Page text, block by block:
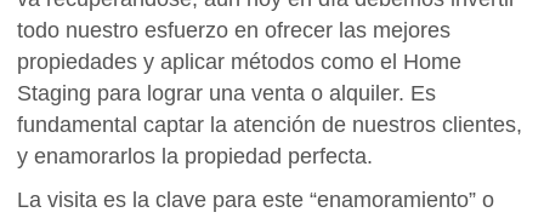
todo nuestro esfuerzo en ofrecer las mejores
propiedades y aplicar métodos como el Home
Staging para lograr una venta o alquiler. Es
fundamental captar la atención de nuestros clientes,
y enamorarlos la propiedad perfecta.
La visita es la clave para este “enamoramiento” o